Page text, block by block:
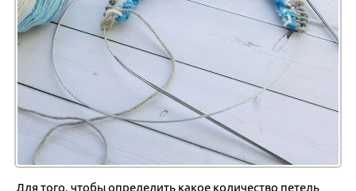
Для того, чтобы определить какое количество петель